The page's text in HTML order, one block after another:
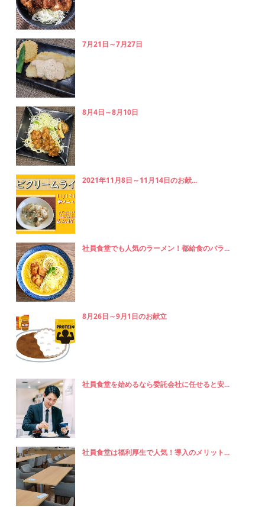
7月21日～7月27日
8月4日～8月10日
2021年11月8日～11月14日のお献...
社員食堂でも人気のラーメン！都給食のバラ...
8月26日～9月1日のお献立
社員食堂を始めるなら委託会社に任せると安...
社員食堂は福利厚生で人気！導入のメリット...